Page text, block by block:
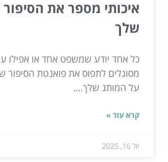
איכותי מספר את
שלך
כל אחד יודע שמשפט אחד או אפילו
מסוגלים לתפוס את פואנטת
על המותג שלך....
קרא עוד »
יול 16, 2025